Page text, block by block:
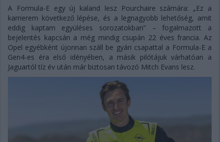
A Formula-E egy új kaland lesz Pourchaire számára: „Ez a
karrierem következő lépése, és a legnagyobb lehetőség, amit
eddig kaptam együléses sorozatokban” – fogalmazott a
bejelentés kapcsán a még mindig csupán 22 éves francia. Az
Opel egyébként újonnan száll be gyári csapattal a Formula-E a
Gen4-es éra első idényében, a másik pilótájuk várhatóan a
Jaguartól tíz év után már biztosan távozó Mitch Evans lesz.